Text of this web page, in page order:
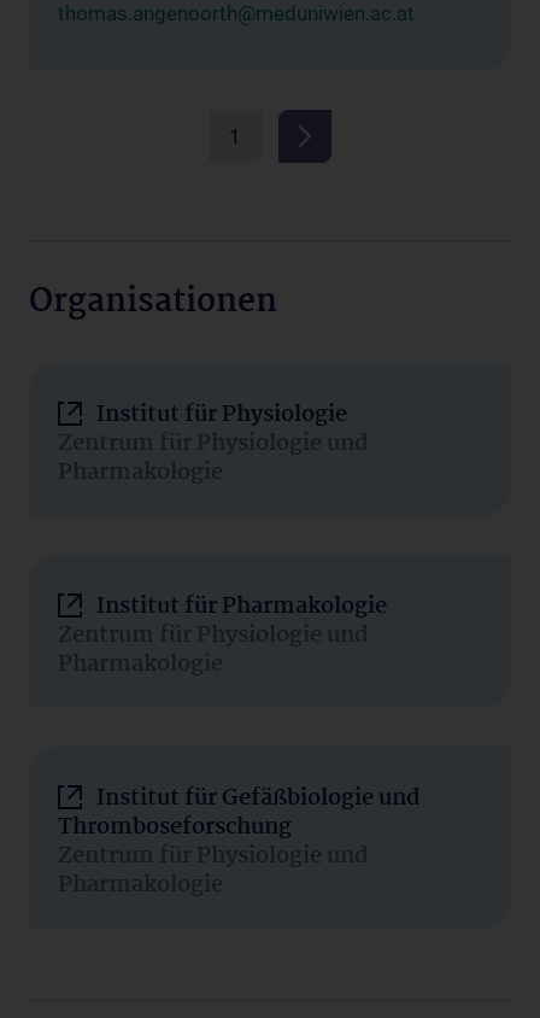
thomas.angenoorth@meduniwien.ac.at
1
Organisationen
Institut für Physiologie
Zentrum für Physiologie und
Pharmakologie
Institut für Pharmakologie
Zentrum für Physiologie und
Pharmakologie
Institut für Gefäßbiologie und
Thromboseforschung
Zentrum für Physiologie und
Pharmakologie